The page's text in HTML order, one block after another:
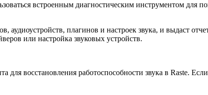
встроенным диагностическим инструментом для
аудиоустройств, плагинов и настроек звука, и выдаст
или настройка звуковых устройств.
для восстановления работоспособности звука в Raste.